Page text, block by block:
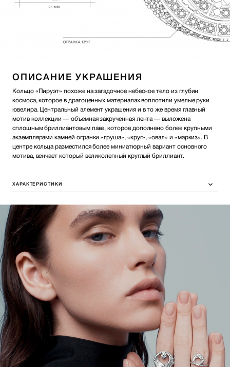
ОПИСАНИЕ УКРАШЕНИЯ
Кольцо «Пируэт» похоже на загадочное небесное тело из глубин
космоса, которое в драгоценных материалах воплотили умелые руки
ювелира. Центральный элемент украшения и в то же время главный
мотив коллекции — объемная закрученная лента — выложена
сплошным бриллиантовым паве, которое дополнено более крупными
экземплярами камней огранки «груша», «круг», «овал» и «маркиз». В
центре кольца разместился более миниатюрный вариант основного
мотива, венчает который великолепный круглый бриллиант.
ХАРАКТЕРИСТИКИ